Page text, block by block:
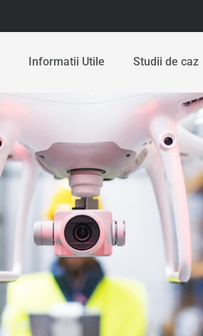
Informatii Utile Studii de caz